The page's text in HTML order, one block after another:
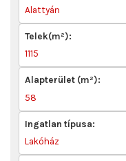
Alattyán
Telek(m²):
1115
Alapterület (m²):
58
Ingatlan típusa:
Lakóház